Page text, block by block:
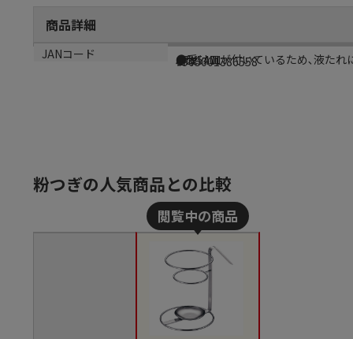
商品詳細
商品説明
●受け皿が付いているため､液たれ
メーカー品番
GTY5401
生産国
日本
JANコード
4905001386558
粉つぎの人気商品との比較